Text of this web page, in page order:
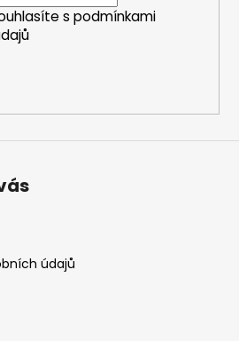
s podmínkami
údajů